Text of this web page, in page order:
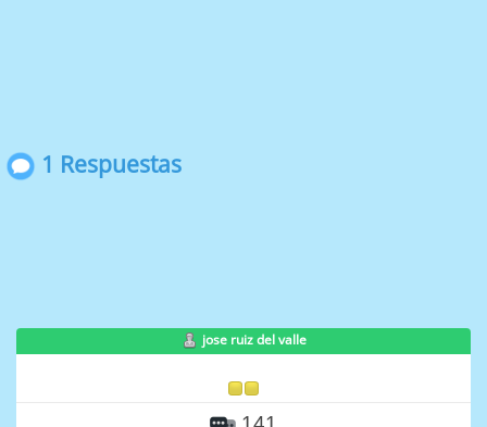
1 Respuestas
jose ruiz del valle